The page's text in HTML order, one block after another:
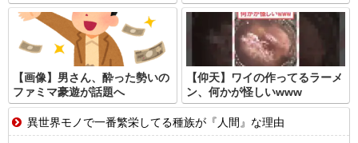
【画像】男さん、酔った勢いの
ファミマ豪遊が話題へ
【仰天】ワイの作ってるラーメ
ン、何かが怪しいwww
異世界モノで一番繁栄してる種族が『人間』な理由